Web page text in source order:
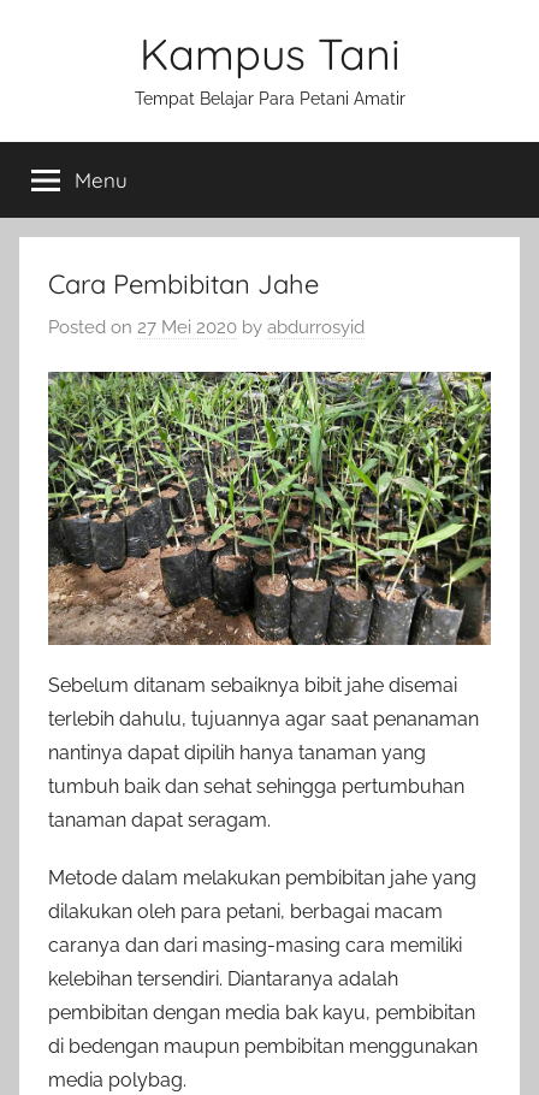
Kampus Tani
Tempat Belajar Para Petani Amatir
Menu
Cara Pembibitan Jahe
Posted on 27 Mei 2020 by abdurrosyid
Sebelum ditanam sebaiknya bibit jahe disemai
terlebih dahulu, tujuannya agar saat penanaman
nantinya dapat dipilih hanya tanaman yang
tumbuh baik dan sehat sehingga pertumbuhan
tanaman dapat seragam.
Metode dalam melakukan pembibitan jahe yang
dilakukan oleh para petani, berbagai macam
caranya dan dari masing-masing cara memiliki
kelebihan tersendiri. Diantaranya adalah
pembibitan dengan media bak kayu, pembibitan
di bedengan maupun pembibitan menggunakan
media polybag.